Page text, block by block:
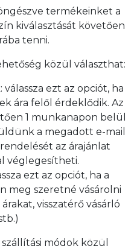
termékeinket a
kiválasztását követően
tenni.
közül választhat:
ezt az opciót, ha
ára felől érdeklődik. Az
1 munkanapon belül
a megadott e-mail
az árajánlat
véglegesítheti.
ezt az opciót, ha a
meg szeretné vásárolni
visszatérő vásárló
módok közül